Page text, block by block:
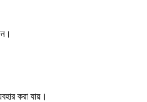
করা যায়।